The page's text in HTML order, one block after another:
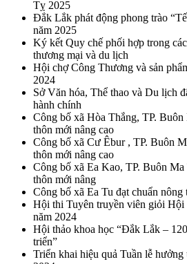
Tỵ 2025
Đắk Lắk phát động phong trào
năm 2025
Ký kết Quy chế phối hợp trong
thương mại và du lịch
Hội chợ Công Thương và sản
2024
Sở Văn hóa, Thể thao và Du lịch
hành chính
Công bố xã Hòa Thắng, TP.
thôn mới nâng cao
Công bố xã Cư Êbur , TP. Buôn
thôn mới nâng cao
Công bố xã Ea Kao, TP. Buôn
thôn mới nâng
Công bố xã Ea Tu đạt chuẩn nông
Hội thi Tuyên truyền viên giỏi
năm 2024
Hội thảo khoa học “Đắk Lắk –
triển”
Triển khai hiệu quả Tuần lễ